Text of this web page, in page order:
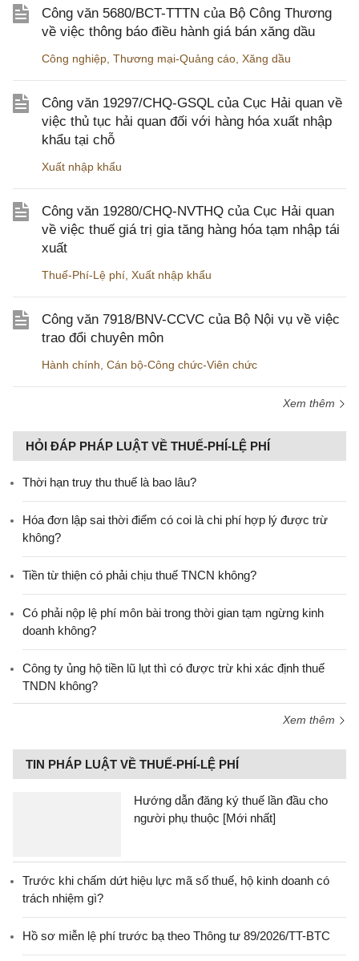
Công văn 5680/BCT-TTTN của Bộ Công Thương
về việc thông báo điều hành giá bán xăng dầu
Công nghiệp Thương mại-Quảng cáo Xăng dầu
Công văn 19297/CHQ-GSQL của Cục Hải quan về
việc thủ tục hải quan đối với hàng hóa xuất nhập
khẩu tại chỗ
Xuất nhập khẩu
Công văn 19280/CHQ-NVTHQ của Cục Hải quan
về việc thuế giá trị gia tăng hàng hóa tạm nhập tái
xuất
Thuế-Phí-Lệ phí Xuất nhập khẩu
Công văn 7918/BNV-CCVC của Bộ Nội vụ về việc
trao đổi chuyên môn
Hành chính Cán bộ-Công chức-Viên chức
Xem thêm
HỎI ĐÁP PHÁP LUẬT VỀ THUẾ-PHÍ-LỆ PHÍ
Thời hạn truy thu thuế là bao lâu?
Hóa đơn lập sai thời điểm có coi là chi phí hợp lý được trừ
không?
Tiền từ thiện có phải chịu thuế TNCN không?
Có phải nộp lệ phí môn bài trong thời gian tạm ngừng kinh
doanh không?
Công ty ủng hộ tiền lũ lụt thì có được trừ khi xác định thuế
TNDN không?
Xem thêm
TIN PHÁP LUẬT VỀ THUẾ-PHÍ-LỆ PHÍ
Hướng dẫn đăng ký thuế lần đầu cho
người phụ thuộc [Mới nhất]
Trước khi chấm dứt hiệu lực mã số thuế, hộ kinh doanh có
trách nhiệm gì?
Hồ sơ miễn lệ phí trước bạ theo Thông tư 89/2026/TT-BTC